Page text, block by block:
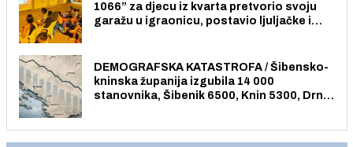
1066” za djecu iz kvarta pretvorio svoju
garažu u igraonicu, postavio ljuljačke i
DEMOGRAFSKA KATASTROFA / Šibensko-
kninska županija izgubila 14 000
stanovnika, Šibenik 6500, Knin 5300, Drniš